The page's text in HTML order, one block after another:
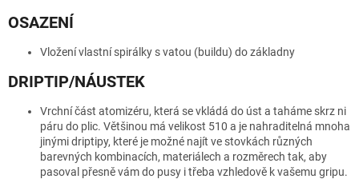
OSAZENÍ
Vložení vlastní spirálky s vatou (buildu) do základny
DRIPTIP/NÁUSTEK
Vrchní část atomizéru, která se vkládá do úst a taháme skrz ni
páru do plic. Většinou má velikost 510 a je nahraditelná mnoha
jinými driptipy, které je možné najít ve stovkách různých
barevných kombinacích, materiálech a rozměrech tak, aby
pasoval přesně vám do pusy i třeba vzhledově k vašemu gripu.